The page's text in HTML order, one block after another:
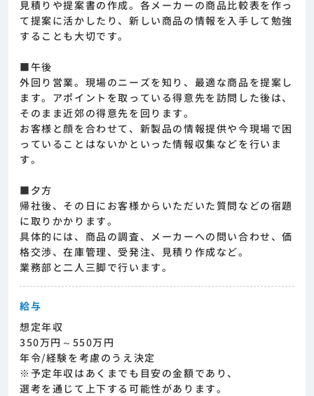
見積りや提案書の作成。各メーカーの商品比較表を作っ
て提案に活かしたり、新しい商品の情報を入手して勉強
することも大切です。
■午後
外回り営業。現場のニーズを知り、最適な商品を提案し
ます。アポイントを取っている得意先を訪問した後は、
そのまま近郊の得意先を回ります。
お客様と顔を合わせて、新製品の情報提供や今現場で困
っていることはないかといった情報収集などを行いま
す。
■夕方
帰社後、その日にお客様からいただいた質問などの宿題
に取りかかります。
具体的には、商品の調査、メーカーへの問い合わせ、価
格交渉、在庫管理、受発注、見積り作成など。
業務部と二人三脚で行います。
給与
想定年収
350万円～550万円
年令/経験を考慮のうえ決定
※予定年収はあくまでも目安の金額であり、
選考を通じて上下する可能性があります。